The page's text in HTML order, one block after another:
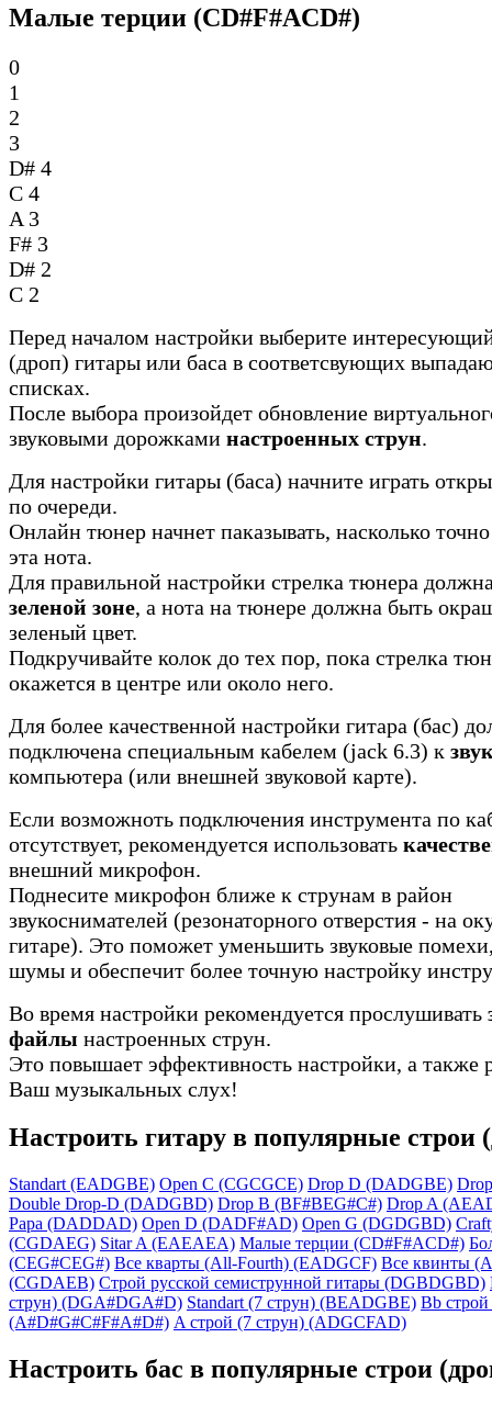
Малые терции (CD#F#ACD#)
0
1
2
3
D# 4
C 4
A 3
F# 3
D# 2
C 2
Перед началом настройки выберите
(дроп) гитары или баса в соответсвующих
списках.
После выбора произойдет обновление
звуковыми дорожками настроенных струн.
Для настройки гитары (баса) начните играть
по очереди.
Онлайн тюнер начнет паказывать, насколько
эта нота.
Для правильной настройки стрелка тюнера
зеленой зоне, а нота на тюнере должна быть
зеленый цвет.
Подкручивайте колок до тех пор, пока стрелка
окажется в центре или около него.
Для более качественной настройки гитара (бас)
подключена специальным кабелем (jack 6.3) к
компьютера (или внешней звуковой карте).
Если возможноть подключения инструмента по
отсутствует, рекомендуется использовать
внешний микрофон.
Поднесите микрофон ближе к струнам в район
звукоснимателей (резонаторного отверстия - на
гитаре). Это поможет уменьшить звуковые
шумы и обеспечит более точную настройку
Во время настройки рекомендуется прослушивать
файлы настроенных струн.
Это повышает эффективность настройки, а также
Ваш музыкальных слух!
Настроить гитару в популярные строи
Standart (EADGBE) Open C (CGCGCE) Drop D (DADGBE)
Double Drop-D (DADGBD) Drop B (BF#BEG#C#) Drop A
Papa (DADDAD) Open D (DADF#AD) Open G (DGDGBD)
(CGDAEG) Sitar A (EAEAEA) Малые терции (CD#F#ACD#)
(CEG#CEG#) Все кварты (All-Fourth) (EADGCF) Все квинты
(CGDAEB) Строй русской семиструнной гитары (DGBDGBD)
струн) (DGA#DGA#D) Standart (7 струн) (BEADGBE) Bb
(A#D#G#C#F#A#D#) A строй (7 струн) (ADGCFAD)
Настроить бас в популярные строи